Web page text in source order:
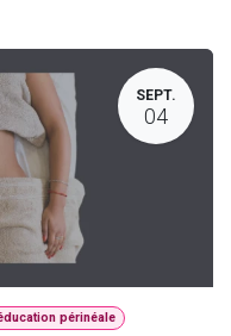
SEPT.
04
périnéale